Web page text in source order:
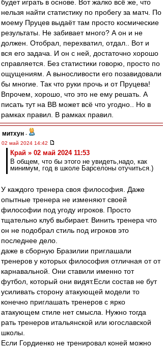
будет играть в основе. Вот жалко всё же, что
нельзя найти статистику по пробегу за матч. По
моему Пруцев выдаёт там просто космические
результаты. Не забивает много? А он и не
должен. Отобрал, перехватил, отдал.. Вот и
вся его задача. И он с ней, достаточно хорошо
справляется. Без статистики говорю, просто по
ощущениям. А выносливости его позавидовали
бы многие. Так что руки прочь и от Пруцева!
Впрочем, хорошо, что это не ему решать. А
писать тут на ВВ может всё что угодно.. Но в
рамках правил. В рамках правил.
митхун -
02 май 2024 14:42
Край » 02 май 2024 11:53
В общем, что бы этого не увидеть,надо, как
минимум, год в школе Барселоны отучиться.)
У каждого тренера своя философия. Даже
опытные тренера не изменяют своей
философии под угоду игроков. Просто
тщательно клуб выбирает. Винить тренера что
он не подобрал стиль под игроков это
последнее дело.
даже в сборную Бразилии приглашали
тренеров у которых философия отличная от от
карнавальной. Они ставили именно тот
футбол, который они видят.Если состав не бут
усиливать сторону атакующей модели то
конечно приглашать тренеров с ярко
атакующем стиле нет смысла. Нужно тогда
рать тренеров итальянской или югославской
школы.
Если Гордиенко не тренировал коней можно